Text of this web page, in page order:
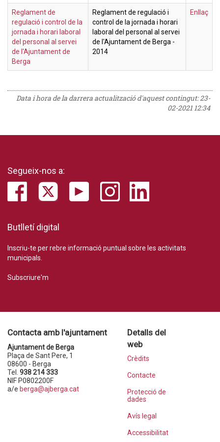
Reglament de
regulació i control de la
jornada i horari laboral
del personal al servei
de l'Ajuntament de
Berga
Reglament de regulació i
control de la jornada i horari
laboral del personal al servei
de l'Ajuntament de Berga -
2014
Enllaç
Data i hora de la darrera actualització d'aquest contingut:23-
02-2021 12:34
Segueix-nos a:
Butlletí digital
Inscriu-te per rebre informació puntual sobre les activitats
municipals.
Subscriure'm
Contacta amb l'ajuntament
Ajuntament de Berga
Plaça de Sant Pere, 1
08600 - Berga
Tel. 938 214 333
NIF P0802200F
a/e berga@ajberga.cat
Detalls del
web
Crèdits
Contacte
Protecció de
dades
Avís legal
Accessibilitat